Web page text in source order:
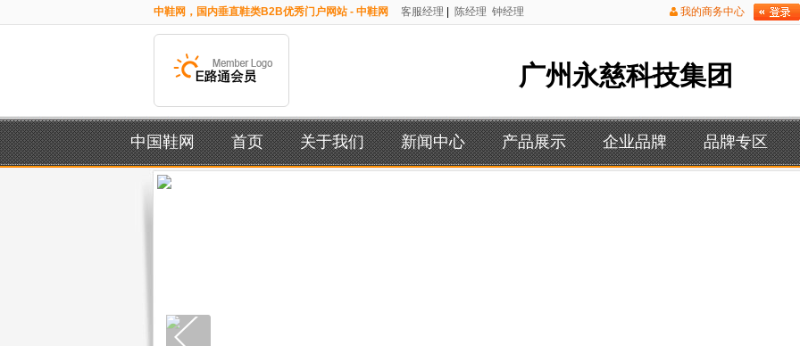
我的商务中心
中鞋网，国内垂直鞋类B2B优秀门户网站 - 中鞋网 客服经理 陈经理 钟经理
广州永慈科技集团
中国鞋网 首页 关于我们 新闻中心 产品展示 企业品牌 品牌专区